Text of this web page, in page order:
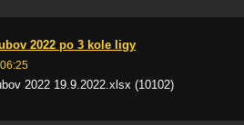
2022 po 3 kole ligy
2022 19.9.2022.xlsx (10102)